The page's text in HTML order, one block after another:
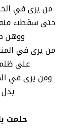
من يرى في
حتى سقطت منه
ووهن
من يرى في
على
ومن يرى في
حلمت